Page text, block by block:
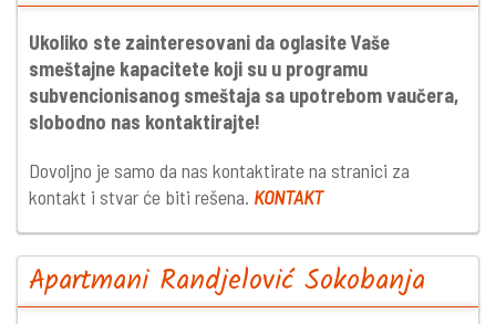
Ukoliko ste zainteresovani da oglasite Vaše
smeštajne kapacitete koji su u programu
subvencionisanog smeštaja sa upotrebom vaučera,
slobodno nas kontaktirajte!
Dovoljno je samo da nas kontaktirate na stranici za
kontakt i stvar će biti rešena. KONTAKT
Apartmani Randjelović Sokobanja